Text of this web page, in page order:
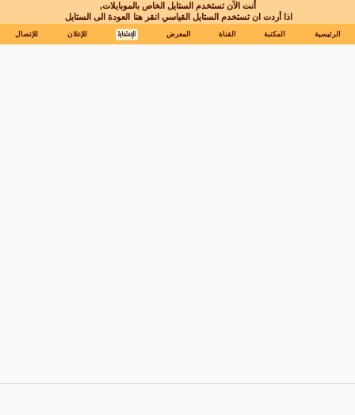
أنت الآن تستخدم الستايل الخاص بالموبايلات,
اذا أردت ان تستخدم الستايل القياسي انقر هنا العودة الى الستايل
الرئيسية المكتبة القناة المعرض للإعلان للإتصال